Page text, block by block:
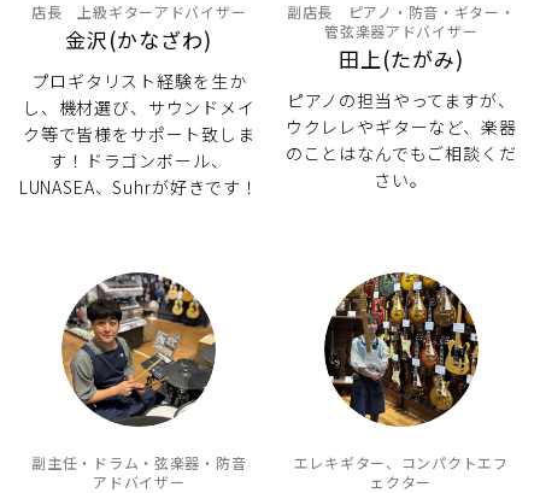
店長 上級ギターアドバイザー
金沢(かなざわ)
プロギタリスト経験を生か
し、機材選び、サウンドメイ
ク等で皆様をサポート致しま
す！ドラゴンボール、
LUNASEA、Suhrが好きです！
副店長 ピアノ・防音・ギター・
管弦楽器アドバイザー
田上(たがみ)
ピアノの担当やってますが、
ウクレレやギターなど、楽器
のことはなんでもご相談くだ
さい。
副主任・ドラム・弦楽器・防音
アドバイザー
エレキギター、コンパクトエフ
ェクター